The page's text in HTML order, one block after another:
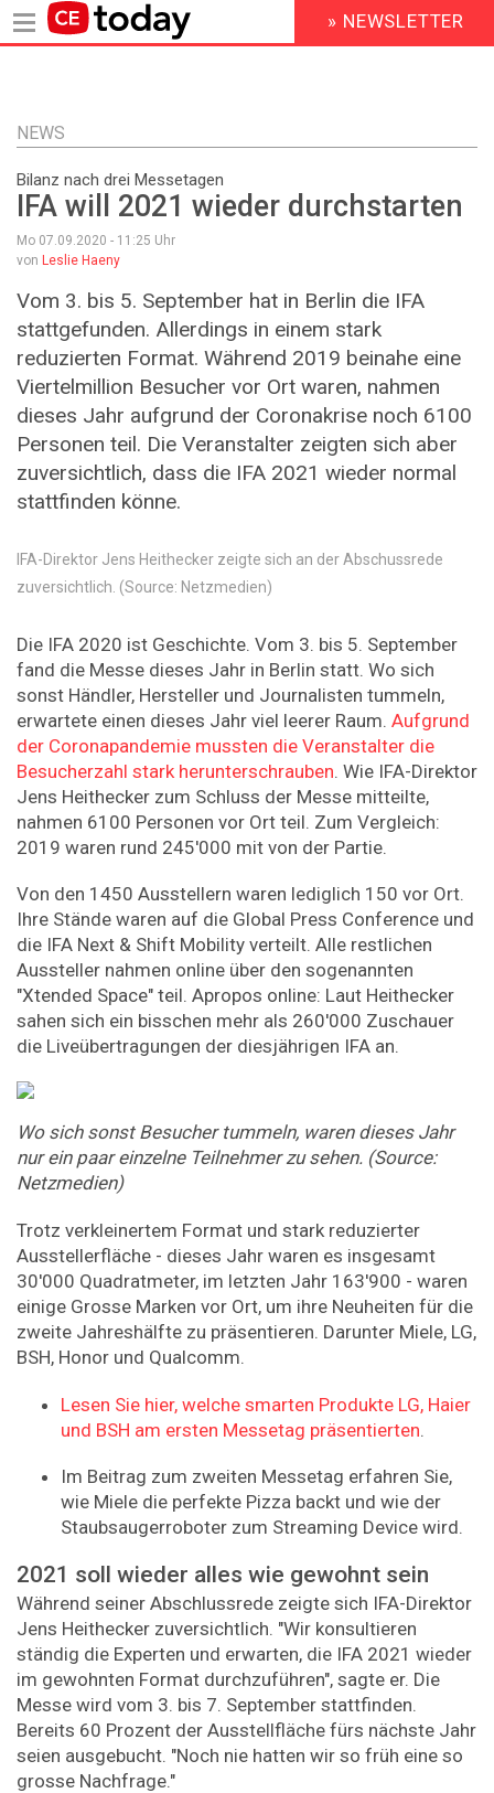
Inhalt
HEADER
MENU
» NEWSLETTER
NEWS
Bilanz nach drei Messetagen
IFA will 2021 wieder durchstarten
Mo 07.09.2020 - 11:25 Uhr
von Leslie Haeny
Vom 3. bis 5. September hat in Berlin die IFA
stattgefunden. Allerdings in einem stark
reduzierten Format. Während 2019 beinahe eine
Viertelmillion Besucher vor Ort waren, nahmen
dieses Jahr aufgrund der Coronakrise noch 6100
Personen teil. Die Veranstalter zeigten sich aber
zuversichtlich, dass die IFA 2021 wieder normal
stattfinden könne.
IFA-Direktor Jens Heithecker zeigte sich an der Abschussrede
zuversichtlich. (Source: Netzmedien)
Die IFA 2020 ist Geschichte. Vom 3. bis 5. September
fand die Messe dieses Jahr in Berlin statt. Wo sich
sonst Händler, Hersteller und Journalisten tummeln,
erwartete einen dieses Jahr viel leerer Raum. Aufgrund
der Coronapandemie mussten die Veranstalter die
Besucherzahl stark herunterschrauben. Wie IFA-Direktor
Jens Heithecker zum Schluss der Messe mitteilte,
nahmen 6100 Personen vor Ort teil. Zum Vergleich:
2019 waren rund 245'000 mit von der Partie.
Von den 1450 Ausstellern waren lediglich 150 vor Ort.
Ihre Stände waren auf die Global Press Conference und
die IFA Next & Shift Mobility verteilt. Alle restlichen
Aussteller nahmen online über den sogenannten
"Xtended Space" teil. Apropos online: Laut Heithecker
sahen sich ein bisschen mehr als 260'000 Zuschauer
die Liveübertragungen der diesjährigen IFA an.
Wo sich sonst Besucher tummeln, waren dieses Jahr
nur ein paar einzelne Teilnehmer zu sehen. (Source:
Netzmedien)
Trotz verkleinertem Format und stark reduzierter
Ausstellerfläche - dieses Jahr waren es insgesamt
30'000 Quadratmeter, im letzten Jahr 163'900 - waren
einige Grosse Marken vor Ort, um ihre Neuheiten für die
zweite Jahreshälfte zu präsentieren. Darunter Miele, LG,
BSH, Honor und Qualcomm.
Lesen Sie hier, welche smarten Produkte LG, Haier
und BSH am ersten Messetag präsentierten.
Im Beitrag zum zweiten Messetag erfahren Sie,
wie Miele die perfekte Pizza backt und wie der
Staubsaugerroboter zum Streaming Device wird.
2021 soll wieder alles wie gewohnt sein
Während seiner Abschlussrede zeigte sich IFA-Direktor
Jens Heithecker zuversichtlich. "Wir konsultieren
ständig die Experten und erwarten, die IFA 2021 wieder
im gewohnten Format durchzuführen", sagte er. Die
Messe wird vom 3. bis 7. September stattfinden.
Bereits 60 Prozent der Ausstellfläche fürs nächste Jahr
seien ausgebucht. "Noch nie hatten wir so früh eine so
grosse Nachfrage."